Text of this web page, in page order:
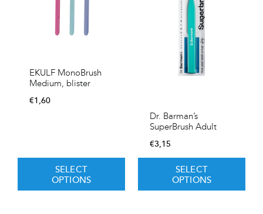
EKULF MonoBrush
Medium, blister
€1,60
SELECT
OPTIONS
Dr. Barman’s
SuperBrush Adult
€3,15
SELECT
OPTIONS